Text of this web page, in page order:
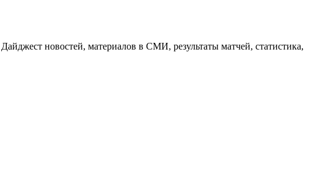
новостей, материалов в СМИ, результаты матчей, статистика,